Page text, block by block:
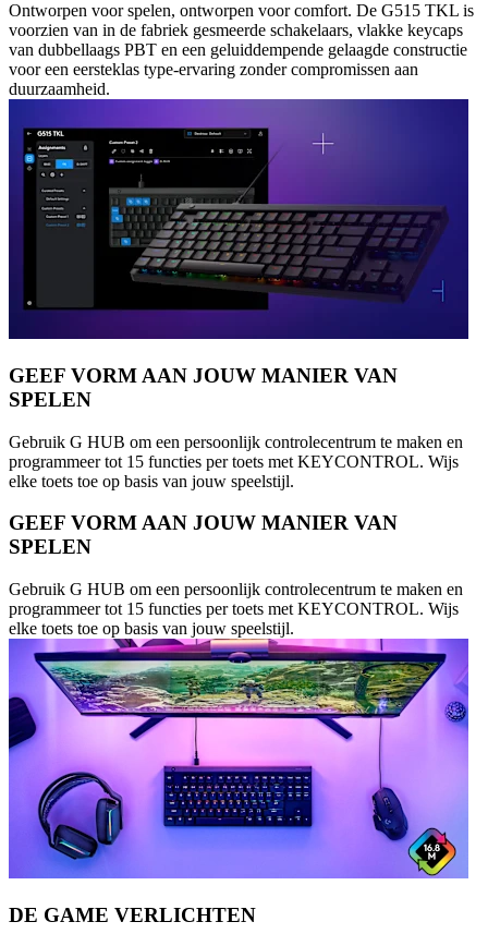
Ontworpen voor spelen, ontworpen voor comfort. De G515 TKL is
voorzien van in de fabriek gesmeerde schakelaars, vlakke keycaps
van dubbellaags PBT en een geluiddempende gelaagde constructie
voor een eersteklas type-ervaring zonder compromissen aan
duurzaamheid.
GEEF VORM AAN JOUW MANIER VAN
SPELEN
Gebruik G HUB om een persoonlijk controlecentrum te maken en
programmeer tot 15 functies per toets met KEYCONTROL. Wijs
elke toets toe op basis van jouw speelstijl.
GEEF VORM AAN JOUW MANIER VAN
SPELEN
Gebruik G HUB om een persoonlijk controlecentrum te maken en
programmeer tot 15 functies per toets met KEYCONTROL. Wijs
elke toets toe op basis van jouw speelstijl.
DE GAME VERLICHTEN